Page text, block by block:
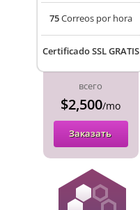
75Correos por hora
Certificado SSL GRATIS
всего
$2,500/mo
Заказать